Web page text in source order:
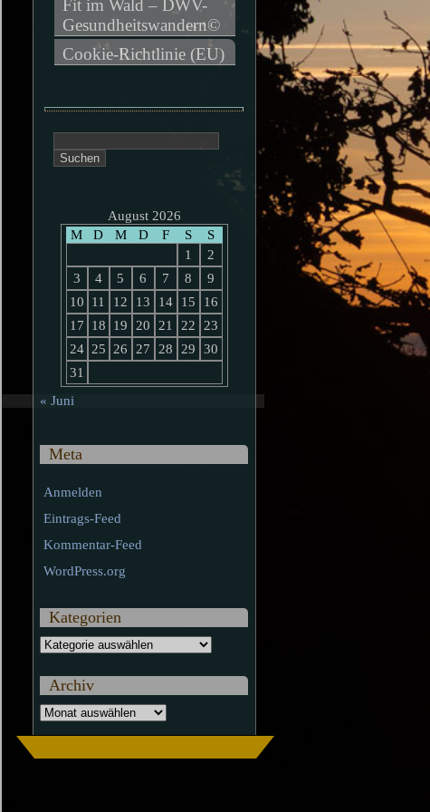
Fit im Wald – DWV-
Gesundheitswandern©
Cookie-Richtlinie (EU)
nach:
August 2026
M
D M D F S
S
1
2
3
4 5 6 7 8
9
10
11 12 13 14 15
16
17
18 19 20 21 22
23
24 25 26 27 28 29
30
31
« Juni
Meta
Anmelden
Eintrags-Feed
Kommentar-Feed
WordPress.org
Kategorien
Kategorien
Archiv
Archiv